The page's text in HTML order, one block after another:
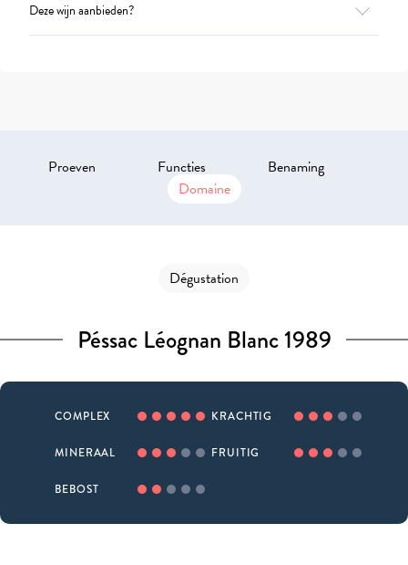
Deze wijn aanbieden?
Proeven Functies
Benaming
Domaine
Dégustation
Péssac Léognan Blanc 1989
COMPLEX KRACHTIG
MINERAAL FRUITIG
BEBOST